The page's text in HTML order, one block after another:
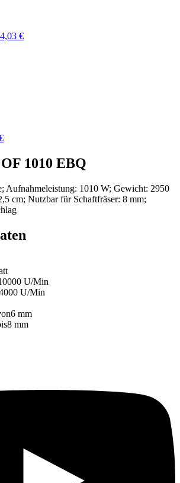
€
1010 EBQ
Aufnahmeleistung: 1010 W; Gewicht: 2950
cm; Nutzbar für Schaftfräser: 8 mm;
U/Min
U/Min
6 mm
8 mm